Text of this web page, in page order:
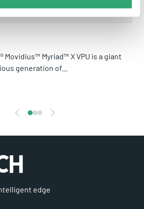
Movidius™ Myriad™ X VPU is a giant
generation of...
edge